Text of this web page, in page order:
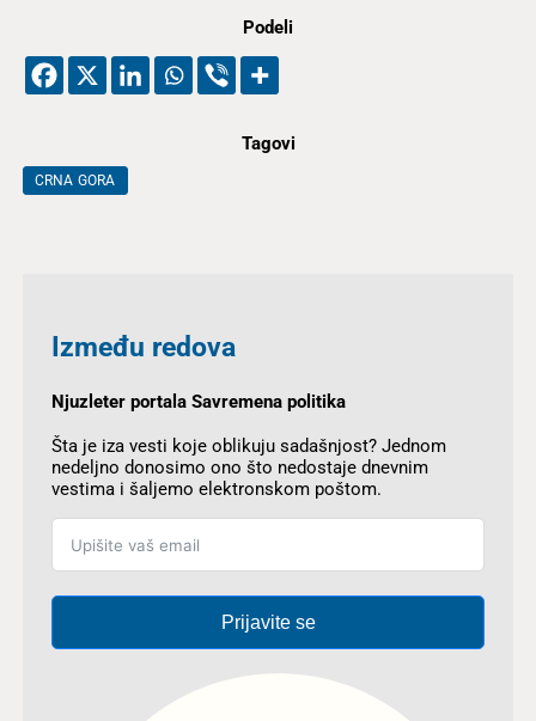
Podeli
Tagovi
CRNA GORA
Između redova
Njuzleter portala Savremena politika
Šta je iza vesti koje oblikuju sadašnjost? Jednom
nedeljno donosimo ono što nedostaje dnevnim
vestima i šaljemo elektronskom poštom.
Prijavite se